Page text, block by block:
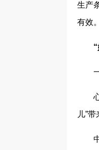
生产
有效。
儿”